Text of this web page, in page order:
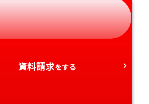
岐阜県
静岡県
愛知県
奈良県
和歌山県
山口県
徳島県
香川県
熊本県
大分県
宮崎県
資料請求をする